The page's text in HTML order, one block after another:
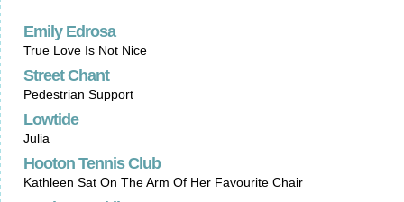
Emily Edrosa
True Love Is Not Nice
Street Chant
Pedestrian Support
Lowtide
Julia
Hooton Tennis Club
Kathleen Sat On The Arm Of Her Favourite Chair